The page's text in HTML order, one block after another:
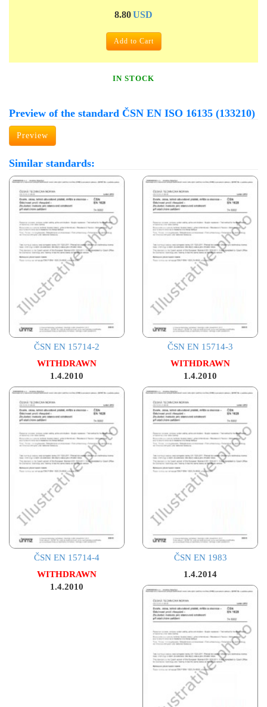
8.80USD
Add to Cart
IN STOCK
Preview of the standard ČSN EN ISO 16135 (133210)
Preview
Similar standards:
ČSN EN 15714-2
WITHDRAWN
1.4.2010
ČSN EN 15714-3
WITHDRAWN
1.4.2010
ČSN EN 15714-4
WITHDRAWN
1.4.2010
ČSN EN 1983
1.4.2014